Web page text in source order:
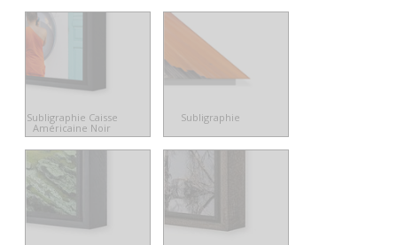
Subligraphie Caisse
Américaine Noir
Subligraphie